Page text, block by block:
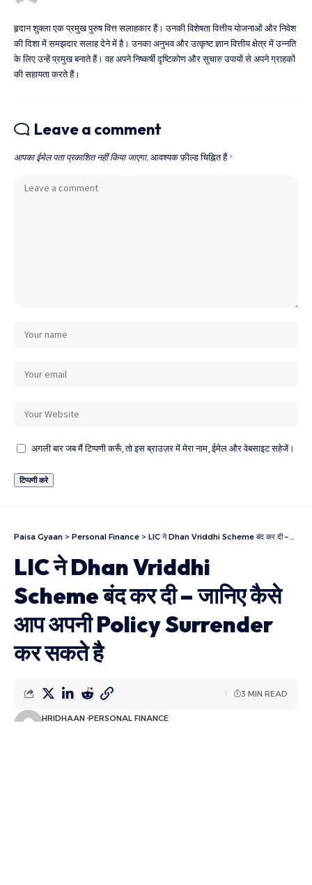
हृदान शुक्ला एक प्रमुख पुरुष वित्त सलाहकार हैं। उनकी विशेषता वित्तीय योजनाओं और निवेश
की दिशा में समझदार सलाह देने में है। उनका अनुभव और उत्कृष्ट ज्ञान वित्तीय क्षेत्र में उन्नति
के लिए उन्हें प्रमुख बनाते हैं। वह अपने निष्कर्षी दृष्टिकोण और सुचारु उपायों से अपने ग्राहकों
की सहायता करते हैं।
Leave a comment
आपका ईमेल पता प्रकाशित नहीं किया जाएगा. आवश्यक फ़ील्ड चिह्नित हैं *
अगली बार जब मैं टिप्पणी करूँ, तो इस ब्राउज़र में मेरा नाम, ईमेल और वेबसाइट सहेजें।
Paisa Gyaan > Personal Finance > LIC ने Dhan Vriddhi Scheme बंद कर दी – जानिए कैसे आप अपनी Policy Surrender कर सकते है
LIC ने Dhan Vriddhi
Scheme बंद कर दी – जानिए कैसे
आप अपनी Policy Surrender
कर सकते है
HRIDHAAN PERSONAL FINANCE
3 MIN READ